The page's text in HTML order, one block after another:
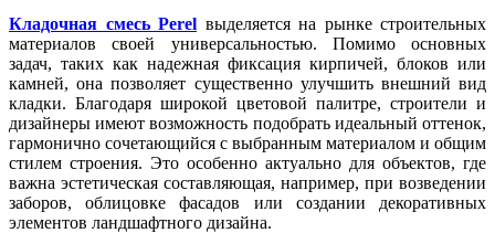
Кладочная смесь Perel выделяется на рынке строительных
материалов своей универсальностью. Помимо основных
задач, таких как надежная фиксация кирпичей, блоков или
камней, она позволяет существенно улучшить внешний вид
кладки. Благодаря широкой цветовой палитре, строители и
дизайнеры имеют возможность подобрать идеальный оттенок,
гармонично сочетающийся с выбранным материалом и общим
стилем строения. Это особенно актуально для объектов, где
важна эстетическая составляющая, например, при возведении
заборов, облицовке фасадов или создании декоративных
элементов ландшафтного дизайна.